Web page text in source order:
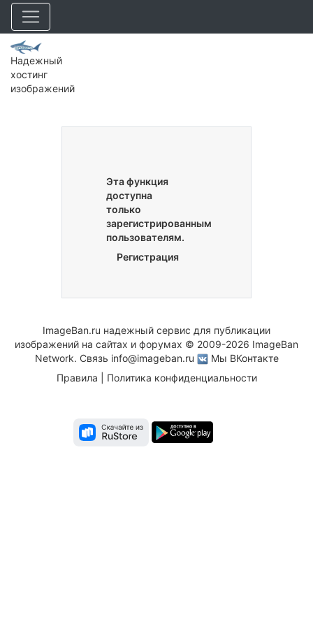
Надежный
хостинг
изображений
Эта функция
доступна
только
зарегистрированным
пользователям.
Регистрация
ImageBan.ru надежный сервис для публикации
изображений на сайтах и форумах © 2009-2026 ImageBan
Network. Связь info@imageban.ru
Мы ВКонтакте
Правила
Политика конфиденциальности